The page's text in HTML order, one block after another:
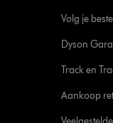
Volg je
Dyson
Track en
Aankoop